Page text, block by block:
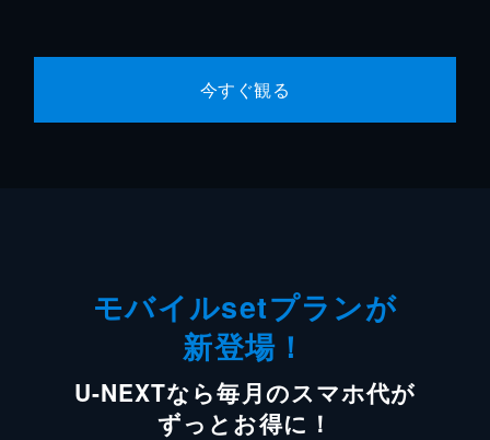
今すぐ観る
モバイルsetプランが
新登場！
U-NEXTなら毎月のスマホ代が
ずっとお得に！